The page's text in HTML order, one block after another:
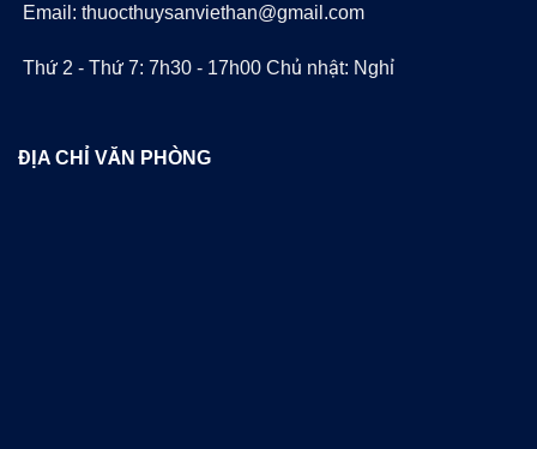
Email: thuocthuysanviethan@gmail.com
Thứ 2 - Thứ 7: 7h30 - 17h00 Chủ nhật: Nghỉ
ĐỊA CHỈ VĂN PHÒNG